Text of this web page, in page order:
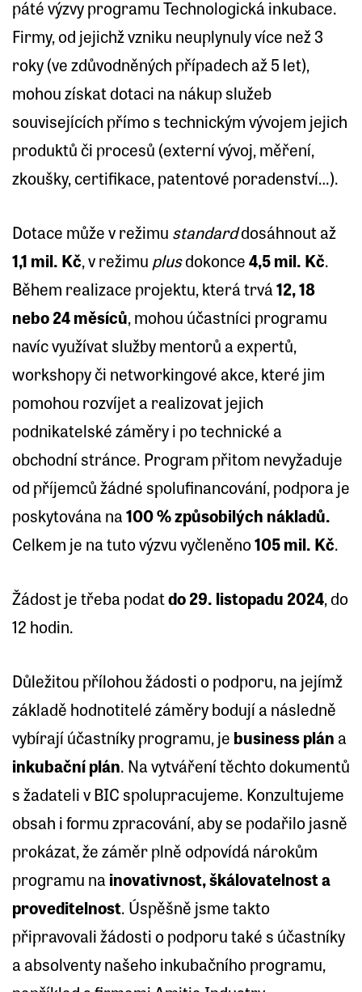
páté výzvy programu Technologická inkubace.
Firmy, od jejichž vzniku neuplynuly více než 3
roky (ve zdůvodněných případech až 5 let),
mohou získat dotaci na nákup služeb
souvisejících přímo s technickým vývojem jejich
produktů či procesů (externí vývoj, měření,
zkoušky, certifikace, patentové poradenství…).
Dotace může v režimu standarddosáhnout až
1,1 mil. Kč, v režimu plusdokonce 4,5 mil. Kč.
Během realizace projektu, která trvá12, 18
nebo 24 měsíců, mohou účastníci programu
navíc využívat služby mentorů a expertů,
workshopy či networkingové akce, které jim
pomohou rozvíjet a realizovat jejich
podnikatelské záměry i po technické a
obchodní stránce. Program přitom nevyžaduje
od příjemců žádné spolufinancování, podpora je
poskytována na100 % způsobilých nákladů.
Celkem je na tuto výzvu vyčleněno105 mil. Kč.
Žádost je třeba podatdo 29. listopadu 2024, do
12 hodin.
Důležitou přílohou žádosti o podporu, na jejímž
základě hodnotitelé záměry bodují a následně
vybírají účastníky programu, je business plán a
inkubační plán. Na vytváření těchto dokumentů
s žadateli v BIC spolupracujeme. Konzultujeme
obsah i formu zpracování, aby se podařilo jasně
prokázat, že záměr plně odpovídá nárokům
programu na inovativnost, škálovatelnost a
proveditelnost. Úspěšně jsme takto
připravovali žádosti o podporu také s účastníky
a absolventy našeho inkubačního programu,